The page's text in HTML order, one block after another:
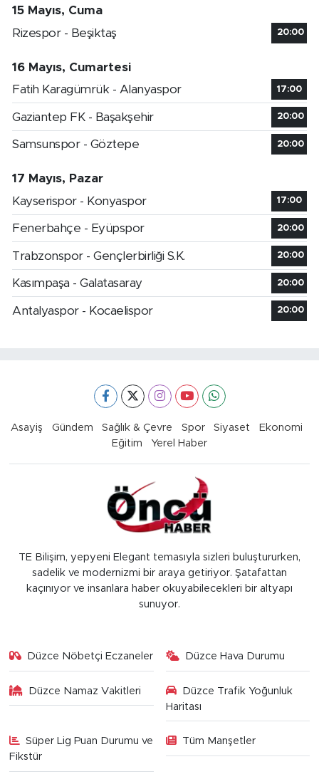
15 Mayıs, Cuma
Rizespor - Beşiktaş
20:00
16 Mayıs, Cumartesi
Fatih Karagümrük - Alanyaspor
17:00
Gaziantep FK - Başakşehir 20:00
Samsunspor - Göztepe 20:00
17 Mayıs, Pazar
Kayserispor - Konyaspor
17:00
Fenerbahçe - Eyüpspor 20:00
Trabzonspor - Gençlerbirliği S.K. 20:00
Kasımpaşa - Galatasaray 20:00
Antalyaspor - Kocaelispor 20:00
Asayiş Gündem Sağlık & Çevre Spor Siyaset
Ekonomi
Eğitim
Yerel Haber
TE Bilişim, yepyeni Elegant temasıyla sizleri buluştururken,
sadelik ve modernizmi bir araya getiriyor. Şatafattan
kaçınıyor ve insanlara haber okuyabilecekleri bir altyapı
sunuyor.
Düzce Nöbetçi Eczaneler Düzce Hava Durumu
Düzce Namaz Vakitleri
Düzce Trafik Yoğunluk
Haritası
Süper Lig Puan Durumu ve
Fikstür
Tüm Manşetler